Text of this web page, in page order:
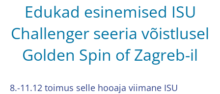
Edukad esinemised ISU
Challenger seeria võistlusel
Golden Spin of Zagreb-il
8.-11.12 toimus selle hooaja viimane ISU